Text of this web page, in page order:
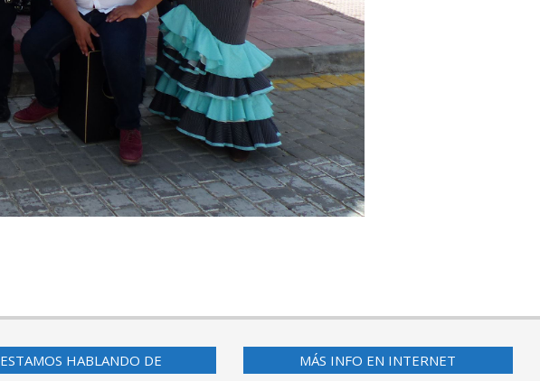
ESTAMOS HABLANDO DE MÁS INFO EN INTERNET